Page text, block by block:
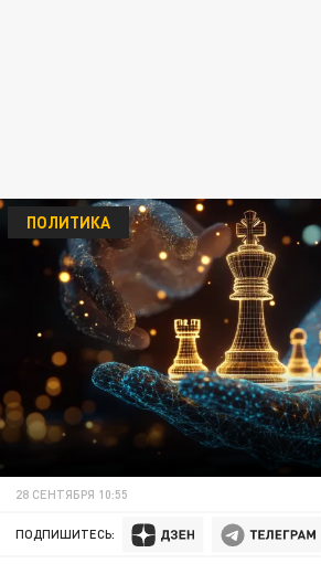
ПОЛИТИКА
28 СЕНТЯБРЯ 10:55
ПОДПИШИТЕСЬ: